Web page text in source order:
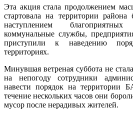
Эта акция стала продолжением
стартовала на территории
наступлением
коммунальные службы,
приступили к наведению
территориях.
Минувшая ветреная суббота не
на непогоду сотрудники
навести порядок на территории
течение нескольких часов они
мусор после нерадивых жителей.